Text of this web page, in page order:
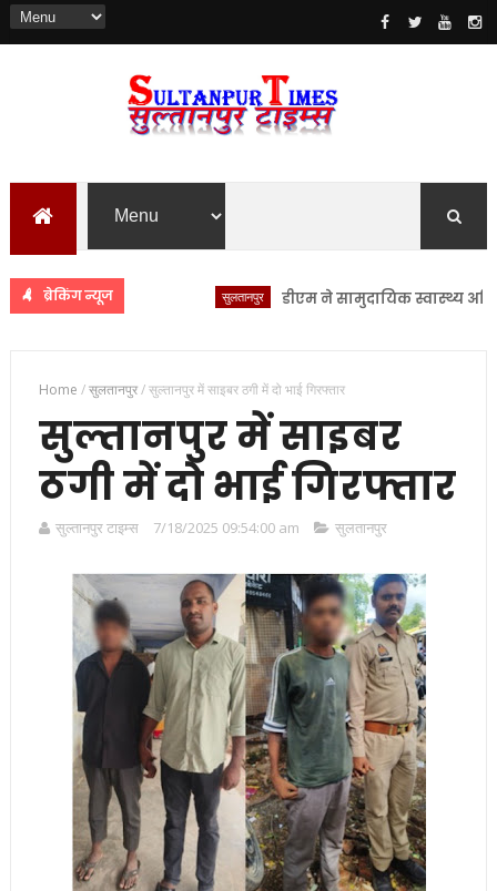
ब्रेकिंग न्यूज डीएम ने सामुदायिक स्वास्थ्य
Home /सुलतानपुर/सुल्तानपुर में साइबर ठगी में दो भाई गिरफ्तार
सुल्तानपुर में साइबर
ठगी में दो भाई गिरफ्तार
सुल्तानपुर टाइम्स 7/18/2025 09:54:00 am सुलतानपुर